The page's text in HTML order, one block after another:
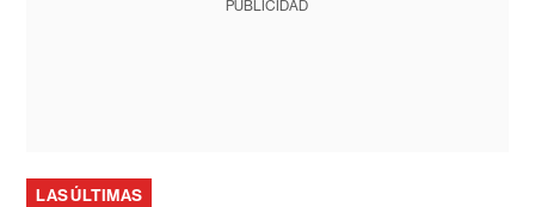
PUBLICIDAD
LAS ÚLTIMAS